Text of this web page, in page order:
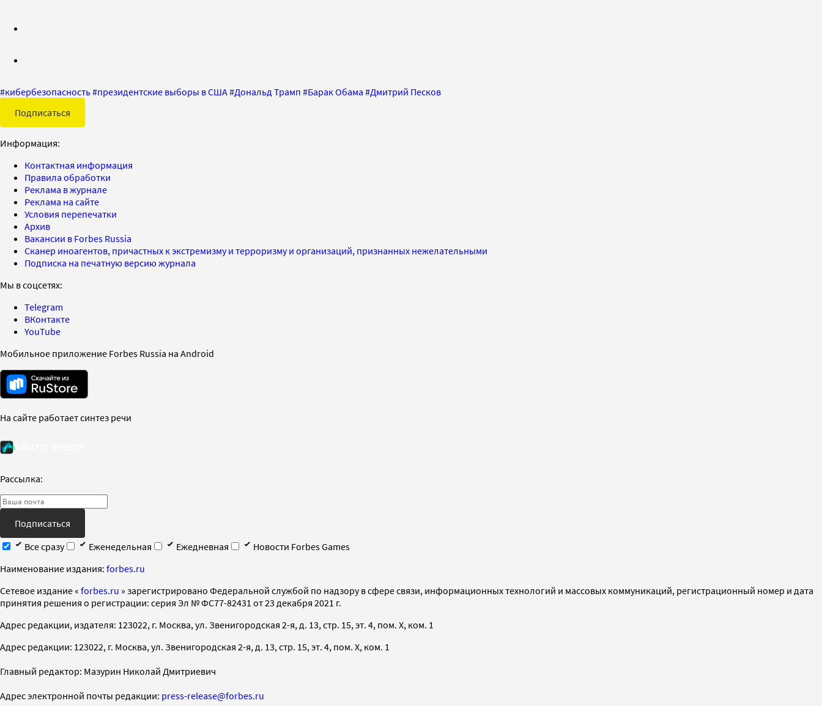
#кибербезопасность#президентские выборы в США#Дональд Трамп #Барак Обама #Дмитрий Песков
Подписаться
Информация:
Контактная информация
Правила обработки
Реклама в журнале
Реклама на сайте
Условия перепечатки
Архив
Вакансии в Forbes Russia
Сканер иноагентов, причастных к экстремизму и терроризму и организаций, признанных нежелательными
Подписка на печатную версию журнала
Мы в соцсетях:
Telegram
ВКонтакте
YouTube
Мобильное приложение Forbes Russia на Android
На сайте работает синтез речи
Рассылка:
Подписаться
Все сразу
Еженедельная Ежедневная
Новости Forbes Games
Наименование издания: forbes.ru
Cетевое издание « forbes.ru » зарегистрировано Федеральной службой по надзору в сфере связи, информационных технологий и массовых коммуникаций, регистрационный номер и дата
принятия решения о регистрации: серия Эл № ФС77-82431 от 23 декабря 2021 г.
Адрес редакции, издателя: 123022, г. Москва, ул. Звенигородская 2-я, д. 13, стр. 15, эт. 4, пом. X, ком. 1
Адрес редакции: 123022, г. Москва, ул. Звенигородская 2-я, д. 13, стр. 15, эт. 4, пом. X, ком. 1
Главный редактор: Мазурин Николай Дмитриевич
Адрес электронной почты редакции: press-release@forbes.ru